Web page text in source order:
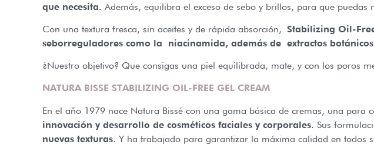
que necesita. Además, equilibra el exceso de sebo y brillos, para que
Con una textura fresca, sin aceites y de rápida absorción, Stabilizing Oil-
seborreguladores como la niacinamida, además de extractos
¿Nuestro objetivo? Que consigas una piel equilibrada, mate, y con los poros
NATURA BISSE STABILIZING OIL-FREE GEL CREAM
En el año 1979 nace Natura Bissé con una gama básica de cremas, una para
innovación y desarrollo de cosméticos faciales y corporales. Sus
nuevas texturas. Y ha trabajado para garantizar la máxima calidad en todos